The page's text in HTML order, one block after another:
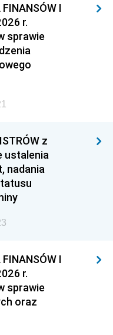
I
r.
sprawie
z
ustalenia
nadania
I
r.
sprawie
oraz